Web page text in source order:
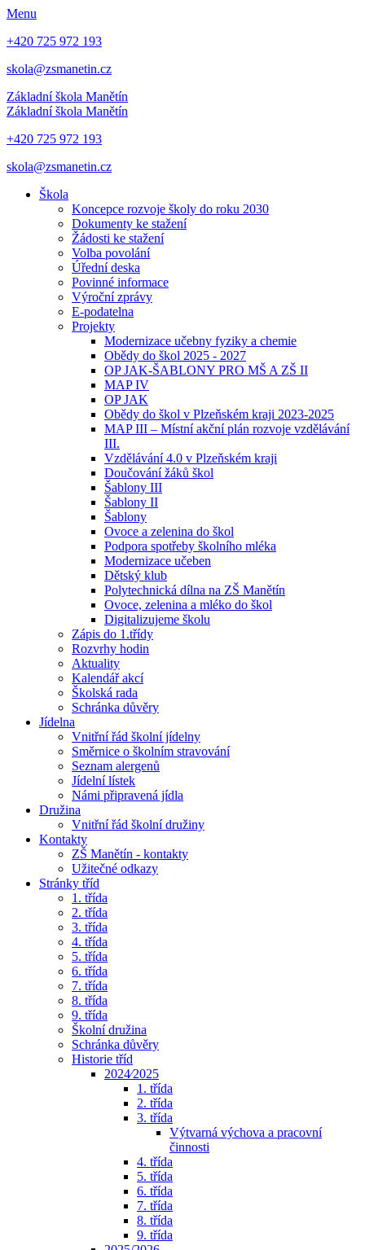
Menu
+420 725 972 193
skola@zsmanetin.cz
Základní škola Manětín
Základní škola Manětín
+420 725 972 193
skola@zsmanetin.cz
Škola
Koncepce rozvoje školy do roku 2030
Dokumenty ke stažení
Žádosti ke stažení
Volba povolání
Úřední deska
Povinné informace
Výroční zprávy
E-podatelna
Projekty
Modernizace učebny fyziky a chemie
Obědy do škol 2025 - 2027
OP JAK-ŠABLONY PRO MŠ A ZŠ II
MAP IV
OP JAK
Obědy do škol v Plzeňském kraji 2023-2025
MAP III – Místní akční plán rozvoje vzdělávání
III.
Vzdělávání 4.0 v Plzeňském kraji
Doučování žáků škol
Šablony III
Šablony II
Šablony
Ovoce a zelenina do škol
Podpora spotřeby školního mléka
Modernizace učeben
Dětský klub
Polytechnická dílna na ZŠ Manětín
Ovoce, zelenina a mléko do škol
Digitalizujeme školu
Zápis do 1.třídy
Rozvrhy hodin
Aktuality
Kalendář akcí
Školská rada
Schránka důvěry
Jídelna
Vnitřní řád školní jídelny
Směrnice o školním stravování
Seznam alergenů
Jídelní lístek
Námi připravená jídla
Družina
Vnitřní řád školní družiny
Kontakty
ZŠ Manětín - kontakty
Užitečné odkazy
Stránky tříd
1. třída
2. třída
3. třída
4. třída
5. třída
6. třída
7. třída
8. třída
9. třída
Školní družina
Schránka důvěry
Historie tříd
2024⁄2025
1. třída
2. třída
3. třída
Výtvarná výchova a pracovní
činnosti
4. třída
5. třída
6. třída
7. třída
8. třída
9. třída